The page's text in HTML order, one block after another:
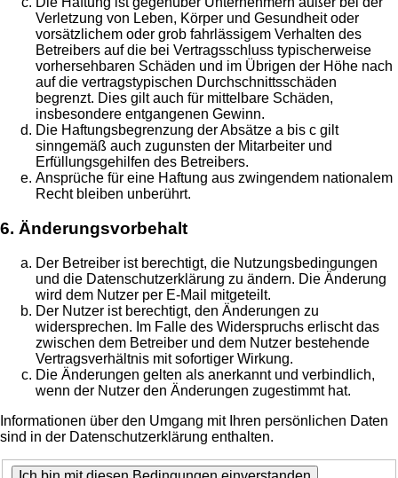
Verletzung von Leben, Körper und Gesundheit oder
vorsätzlichem oder grob fahrlässigem Verhalten des
Betreibers auf die bei Vertragsschluss typischerweise
vorhersehbaren Schäden und im Übrigen der Höhe nach
auf die vertragstypischen Durchschnittsschäden
begrenzt. Dies gilt auch für mittelbare Schäden,
insbesondere entgangenen Gewinn.
Die Haftungsbegrenzung der Absätze a bis c gilt
sinngemäß auch zugunsten der Mitarbeiter und
Erfüllungsgehilfen des Betreibers.
Ansprüche für eine Haftung aus zwingendem nationalem
Recht bleiben unberührt.
6. Änderungsvorbehalt
Der Betreiber ist berechtigt, die Nutzungsbedingungen
und die Datenschutzerklärung zu ändern. Die Änderung
wird dem Nutzer per E-Mail mitgeteilt.
Der Nutzer ist berechtigt, den Änderungen zu
widersprechen. Im Falle des Widerspruchs erlischt das
zwischen dem Betreiber und dem Nutzer bestehende
Vertragsverhältnis mit sofortiger Wirkung.
Die Änderungen gelten als anerkannt und verbindlich,
wenn der Nutzer den Änderungen zugestimmt hat.
Informationen über den Umgang mit Ihren persönlichen Daten
sind in der Datenschutzerklärung enthalten.